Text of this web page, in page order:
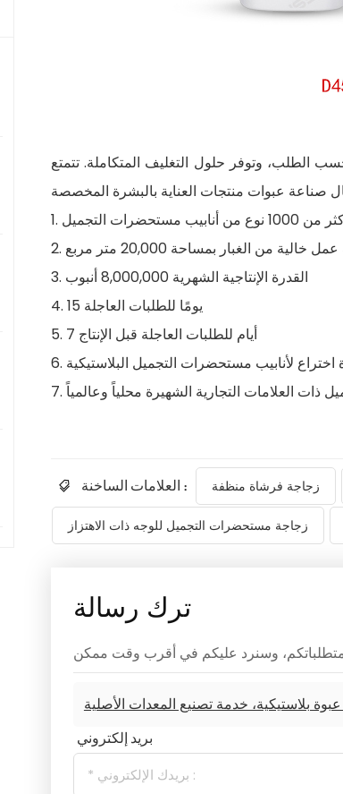
وتوفر حلول التغليف المتكاملة. تتمتع
1000 نوع من أنابيب مستحضرات التجميل
خالية من الغبار بمساحة 20,000 متر مربع
3. القدرة الإنتاجية الشهرية 8,000,000 أنبوب
4. 15 يومًا للطلبات العاجلة
5. 7 أيام للطلبات العاجلة قبل الإنتاج
العلامات التجارية الشهيرة محلياً وعالمياً
العلامات الساخنة : زجاجة فرشاة منظفة
زجاجة مستحضرات التجميل للوجه ذات الاهتزاز
ترك رسالة
بريد إلكتروني